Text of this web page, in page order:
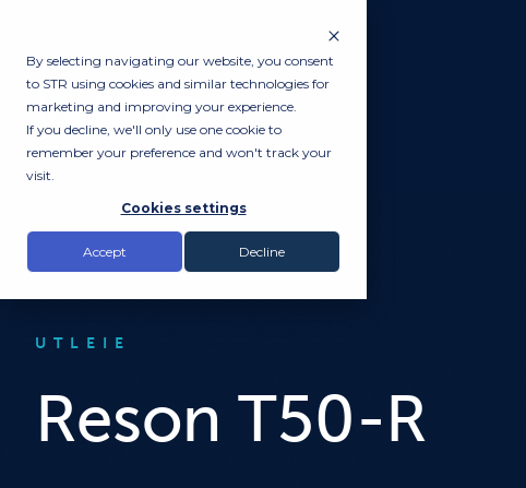
By selecting navigating our website, you consent
to STR using cookies and similar technologies for
marketing and improving your experience.
If you decline, we'll only use one cookie to
remember your preference and won't track your
visit.
Cookies settings
Accept Decline
UTLEIE
Reson T50-R